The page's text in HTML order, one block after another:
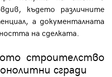
където различните
а документалната
на сделката.
строителство
сгради